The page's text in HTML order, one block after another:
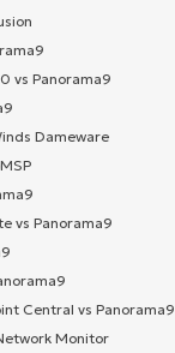
vs Panorama9
Dameware
vs Panorama9
Central vs Panorama9
Monitor